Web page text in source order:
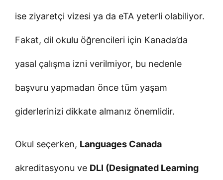
ise ziyaretçi vizesi ya da eTA yeterli olabiliyor.
Fakat, dil okulu öğrencileri için Kanada’da
yasal çalışma izni verilmiyor, bu nedenle
başvuru yapmadan önce tüm yaşam
giderlerinizi dikkate almanız önemlidir.
Okul seçerken, Languages Canada
akreditasyonu ve DLI (Designated Learning